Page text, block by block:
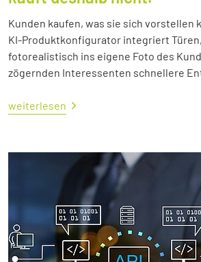
Kunden kaufen, was sie sich vorstellen
KI-Produktkonfigurator integriert
fotorealistisch ins eigene Foto des
zögernden Interessenten schnellere
weiterlesen